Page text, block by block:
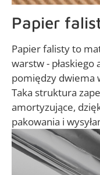
Papier
Papier falisty to
warstw -
pomiędzy dwiema
Taka struktura
amortyzujące,
pakowania i